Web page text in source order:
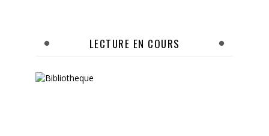
LECTURE EN COURS